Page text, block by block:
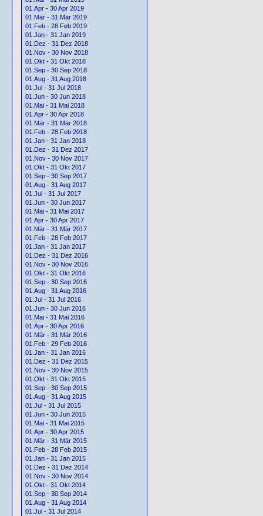
01.Apr - 30 Apr 2019
01.Mär - 31 Mär 2019
01.Feb - 28 Feb 2019
01.Jan - 31 Jan 2019
01.Dez - 31 Dez 2018
01.Nov - 30 Nov 2018
01.Okt - 31 Okt 2018
01.Sep - 30 Sep 2018
01.Aug - 31 Aug 2018
01.Jul - 31 Jul 2018
01.Jun - 30 Jun 2018
01.Mai - 31 Mai 2018
01.Apr - 30 Apr 2018
01.Mär - 31 Mär 2018
01.Feb - 28 Feb 2018
01.Jan - 31 Jan 2018
01.Dez - 31 Dez 2017
01.Nov - 30 Nov 2017
01.Okt - 31 Okt 2017
01.Sep - 30 Sep 2017
01.Aug - 31 Aug 2017
01.Jul - 31 Jul 2017
01.Jun - 30 Jun 2017
01.Mai - 31 Mai 2017
01.Apr - 30 Apr 2017
01.Mär - 31 Mär 2017
01.Feb - 28 Feb 2017
01.Jan - 31 Jan 2017
01.Dez - 31 Dez 2016
01.Nov - 30 Nov 2016
01.Okt - 31 Okt 2016
01.Sep - 30 Sep 2016
01.Aug - 31 Aug 2016
01.Jul - 31 Jul 2016
01.Jun - 30 Jun 2016
01.Mai - 31 Mai 2016
01.Apr - 30 Apr 2016
01.Mär - 31 Mär 2016
01.Feb - 29 Feb 2016
01.Jan - 31 Jan 2016
01.Dez - 31 Dez 2015
01.Nov - 30 Nov 2015
01.Okt - 31 Okt 2015
01.Sep - 30 Sep 2015
01.Aug - 31 Aug 2015
01.Jul - 31 Jul 2015
01.Jun - 30 Jun 2015
01.Mai - 31 Mai 2015
01.Apr - 30 Apr 2015
01.Mär - 31 Mär 2015
01.Feb - 28 Feb 2015
01.Jan - 31 Jan 2015
01.Dez - 31 Dez 2014
01.Nov - 30 Nov 2014
01.Okt - 31 Okt 2014
01.Sep - 30 Sep 2014
01.Aug - 31 Aug 2014
01.Jul - 31 Jul 2014